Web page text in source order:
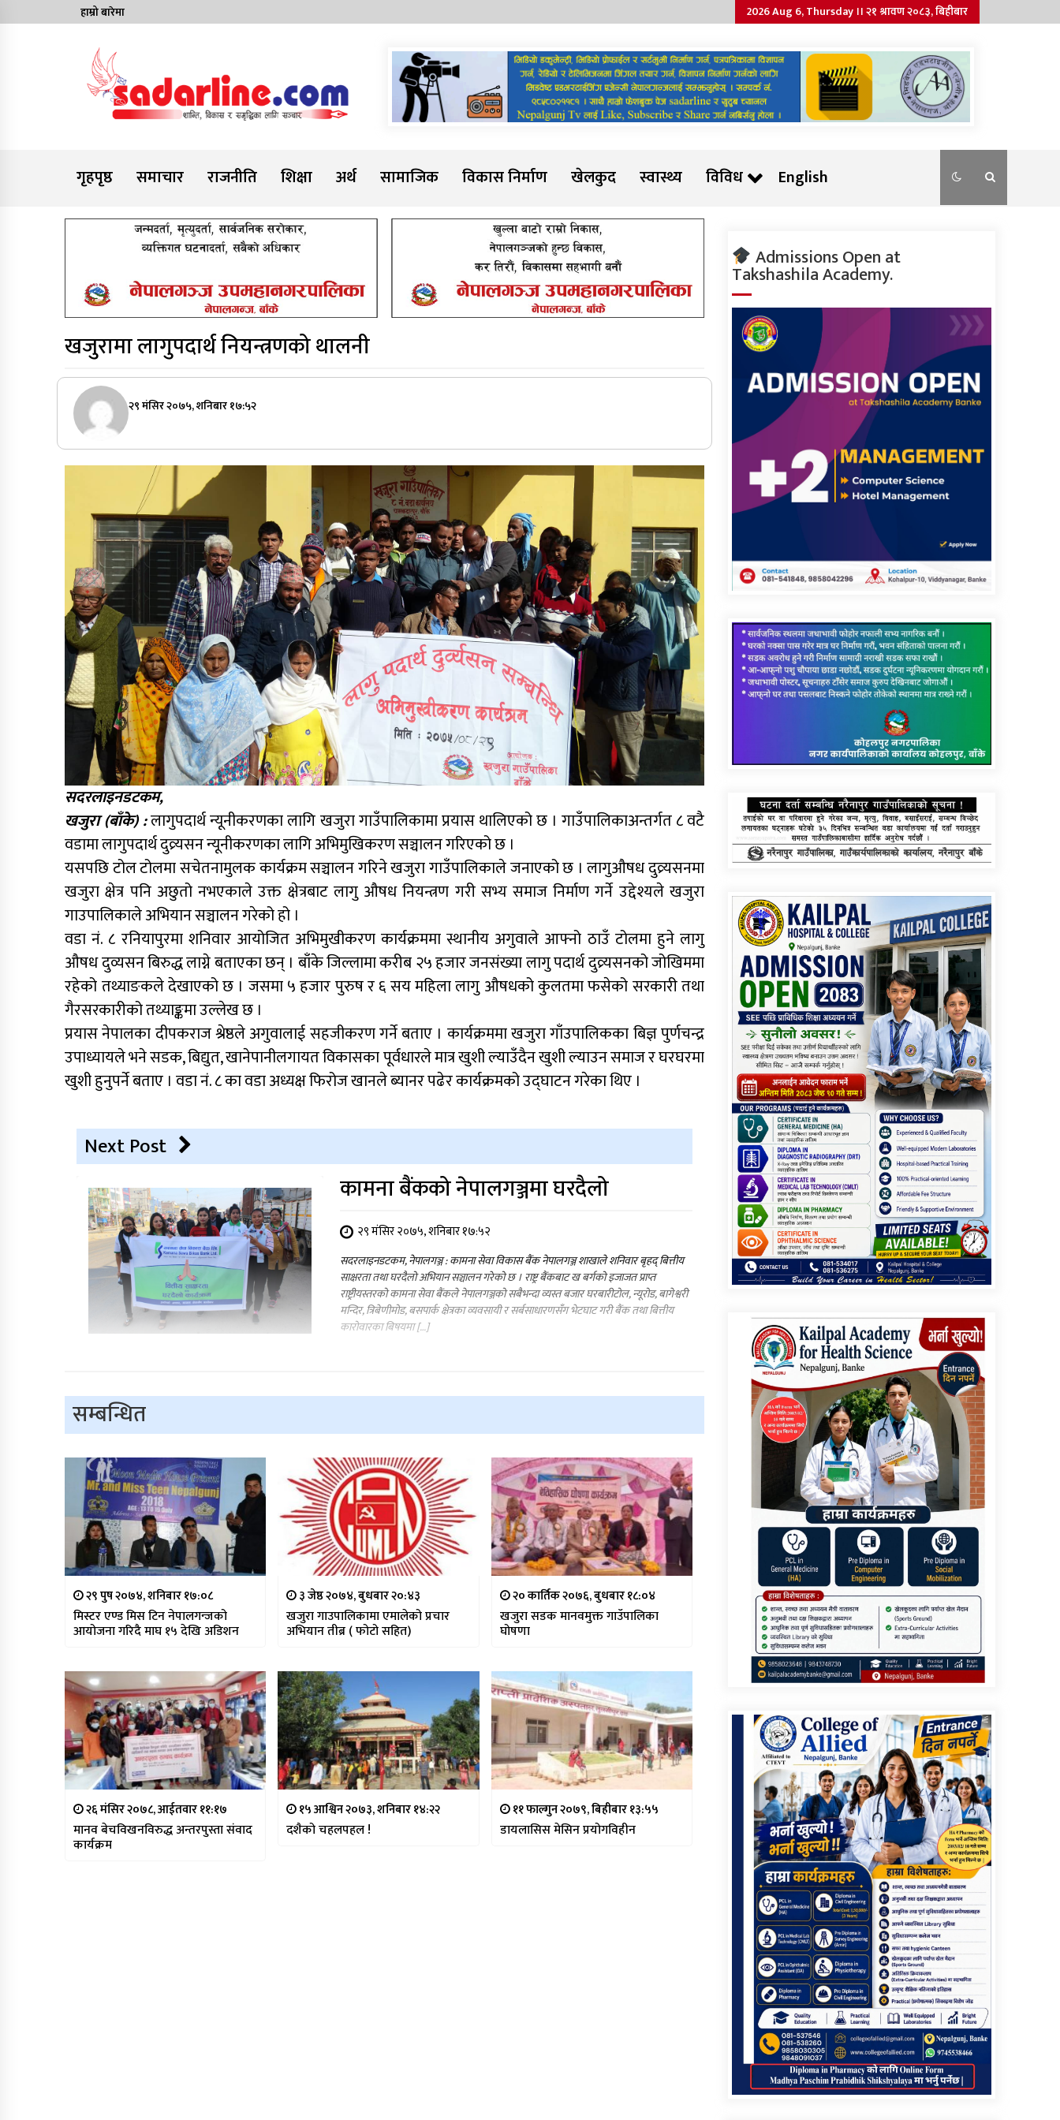
to
हाम्रो बारेमा 2026 Aug 6, Thursday ।। २१ श्रावण २०८३, बिहीबार
Sadarline
गृहपृष्ठ
समाचार राजनीति शिक्षा अर्थ सामाजिक विकास निर्माण खेलकुद स्वास्थ्य विविध English
खजुरामा लागुपदार्थ नियन्त्रणको थालनी
२९ मंसिर २०७५, शनिबार १७:५२
सदरलाइनडटकम,
खजुरा (बाँके) :लागुपदार्थ न्यूनीकरणका लागि खजुरा गाउँपालिकामा प्रयास थालिएको छ । गाउँपालिकाअन्तर्गत ८ वटै
वडामा लागुपदार्थ दुव्र्यसन न्यूनीकरणका लागि अभिमुखिकरण सञ्चालन गरिएको छ ।
यसपछि टोल टोलमा सचेतनामुलक कार्यक्रम सञ्चालन गरिने खजुरा गाउँपालिकाले जनाएको छ । लागुऔषध दुव्र्यसनमा
खजुरा क्षेत्र पनि अछुतो नभएकाले उक्त क्षेत्रबाट लागु औषध नियन्त्रण गरी सभ्य समाज निर्माण गर्ने उद्देश्यले खजुरा
गाउपालिकाले अभियान सञ्चालन गरेको हो ।
वडा नं. ८ रनियापुरमा शनिवार आयोजित अभिमुखीकरण कार्यक्रममा स्थानीय अगुवाले आफ्नो ठाउँ टोलमा हुने लागु
औषध दुव्यसन बिरुद्ध लाग्ने बताएका छन् । बाँके जिल्लामा करीब २५ हजार जनसंख्या लागु पदार्थ दुव्र्यसनको जोखिममा
रहेको तथ्याङकले देखाएको छ । जसमा ५ हजार पुरुष र ६ सय महिला लागु औषधको कुलतमा फसेको सरकारी तथा
गैरसरकारीको तथ्याङ्कमा उल्लेख छ ।
प्रयास नेपालका दीपकराज श्रेष्ठले अगुवालाई सहजीकरण गर्ने बताए । कार्यक्रममा खजुरा गाँउपालिकका बिज्ञ पुर्णचन्द्र
उपाध्यायले भने सडक, बिद्युत, खानेपानीलगायत विकासका पूर्वधारले मात्र खुशी ल्याउँदैन खुशी ल्याउन समाज र घरघरमा
खुशी हुनुपर्ने बताए । वडा नं. ८ का वडा अध्यक्ष फिरोज खानले ब्यानर पढेर कार्यक्रमको उद्घाटन गरेका थिए ।
Next Post
कामना बैंकको नेपालगञ्जमा घरदैलो
२९ मंसिर २०७५, शनिबार १७:५२
सदरलाइनडटकम, नेपालगञ्ज : कामना सेवा विकास बैंक नेपालगञ्ज शाखाले शनिवार बृहद् बित्तीय
साक्षरता तथा घरदैलो अभियान सञ्चालन गरेको छ । राष्ट्र बैंकबाट ख बर्गको इजाजत प्राप्त
राष्ट्रीयस्तरको कामना सेवा बैंकले नेपालगञ्जको सबैभन्दा व्यस्त बजार घरबारीटोल, न्यूरोड, बागेश्वरी
मन्दिर, त्रिबेणीमोड, बसपार्क क्षेत्रका व्यवसायी र सर्बसाधारणसँग भेटघाट गरी बैंक तथा बित्तीय
कारोवारका बिषयमा […]
सम्बन्धित
२९ पुष २०७४, शनिबार १७:०८
मिस्टर एण्ड मिस टिन नेपालगन्जको
आयोजना गरिदै माघ १५ देखि अडिशन
३ जेष्ठ २०७४, बुधबार २०:४३
खजुरा गाउपालिकामा एमालेको प्रचार
अभियान तीब्र ( फोटो सहित)
२० कार्तिक २०७६, बुधबार १८:०४
खजुरा सडक मानवमुक्त गाउँपालिका
घोषणा
२६ मंसिर २०७८, आईतवार ११:१७
मानव बेचविखनविरुद्ध अन्तरपुस्ता संवाद
कार्यक्रम
१५ आश्विन २०७३, शनिबार १४:२२
दशैको चहलपहल !
११ फाल्गुन २०७९, बिहीबार १३:५५
डायलासिस मेसिन प्रयोगविहीन
Admissions Open at
Takshashila Academy.